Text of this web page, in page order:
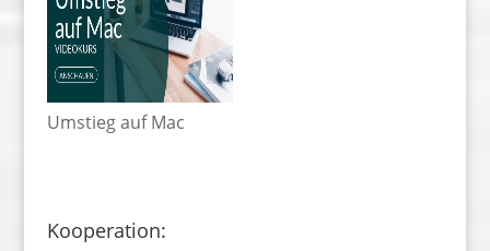
Umstieg auf Mac
Kooperation: